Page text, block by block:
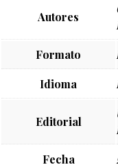
Autores
Formato
Idioma
Editorial
Fecha